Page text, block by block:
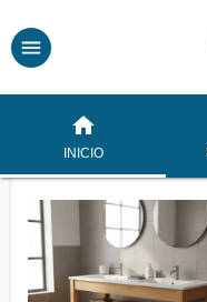
INICIO